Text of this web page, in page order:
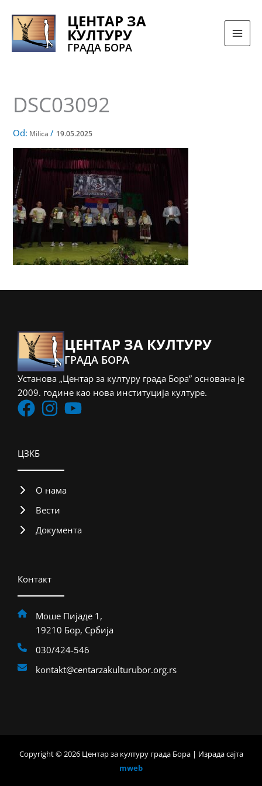
sadržaj
ЦЕНТАР ЗА
КУЛТУРУ
ГРАДА БОРА
DSC03092
Od: Milica/ 19.05.2025
ЦЕНТАР ЗА КУЛТУРУ
ГРАДА БОРА
Установа „Центар за културу града Бора” основана је
2009. године као нова институција културе.
ЦЗКБ
О нама
Вести
Документа
Контакт
Моше Пијаде 1,
19210 Бор, Србија
030/424-546
kontakt@centarzakulturubor.org.rs
Copyright © 2026 Центар за културу града Бора | Израда сајта
mweb